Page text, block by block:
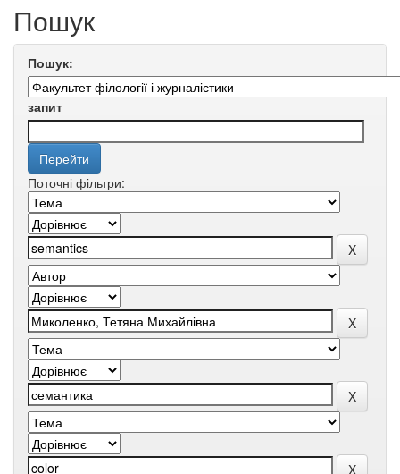
Пошук
Пошук:
запит
Поточні фільтри: